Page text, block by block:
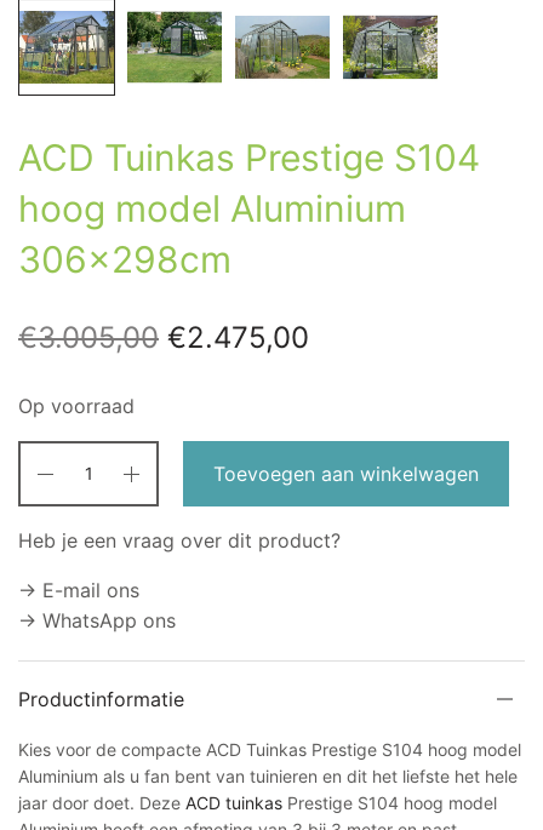
ACD Tuinkas Prestige S104
hoog model Aluminium
306x298cm
€3.005,00 Oorspronkelijke
€2.475,00
Op voorraad
Toevoegen aan winkelwagen
Heb je een vraag over dit product?
→ E-mail ons
→ WhatsApp ons
Productinformatie
Kies voor de compacte ACD Tuinkas Prestige S104 hoog model
Aluminium als u fan bent van tuinieren en dit het liefste het hele
jaar door doet. DezeACD tuinkas Prestige S104 hoog model